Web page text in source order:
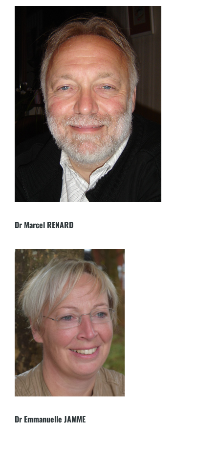
Dr Marcel RENARD
Dr Emmanuelle JAMME